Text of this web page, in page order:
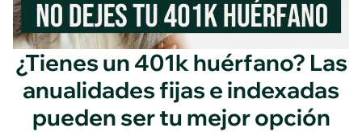
¿Tienes un 401k huérfano? Las
anualidades fijas e indexadas
pueden ser tu mejor opción